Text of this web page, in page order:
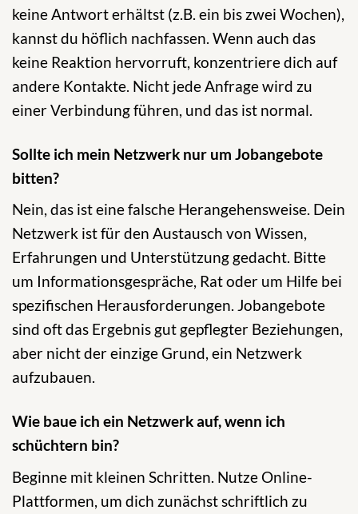
keine Antwort erhältst (z.B. ein bis zwei Wochen),
kannst du höflich nachfassen. Wenn auch das
keine Reaktion hervorruft, konzentriere dich auf
andere Kontakte. Nicht jede Anfrage wird zu
einer Verbindung führen, und das ist normal.
Sollte ich mein Netzwerk nur um Jobangebote
bitten?
Nein, das ist eine falsche Herangehensweise. Dein
Netzwerk ist für den Austausch von Wissen,
Erfahrungen und Unterstützung gedacht. Bitte
um Informationsgespräche, Rat oder um Hilfe bei
spezifischen Herausforderungen. Jobangebote
sind oft das Ergebnis gut gepflegter Beziehungen,
aber nicht der einzige Grund, ein Netzwerk
aufzubauen.
Wie baue ich ein Netzwerk auf, wenn ich
schüchtern bin?
Beginne mit kleinen Schritten. Nutze Online-
Plattformen, um dich zunächst schriftlich zu